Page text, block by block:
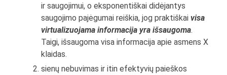
ir saugojimui, o eksponentiškai didėjantys
saugojimo pajėgumai reiškia, jog praktiškaivisa
virtualizuojama informacija yra išsaugoma.
Taigi, išsaugoma visa informacija apie asmens X
klaidas.
sienų nebuvimas ir itin efektyvių paieškos